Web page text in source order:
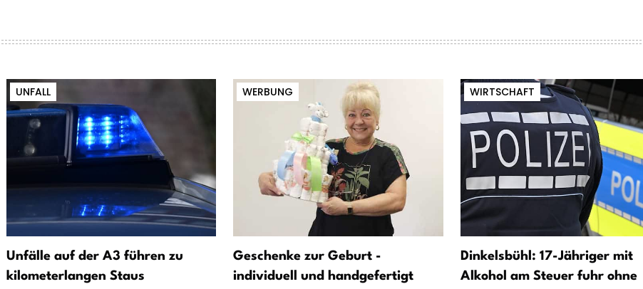
UNFALL
Unfälle auf der A3 führen zu
kilometerlangen Staus
WERBUNG
Geschenke zur Geburt -
individuell und handgefertigt
WIRTSCHAFT
Dinkelsbühl: 17-Jähriger mit
Alkohol am Steuer fuhr ohne